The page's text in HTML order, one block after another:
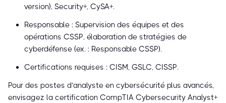
version), Security+, CySA+.
Responsable : Supervision des équipes et des
opérations CSSP, élaboration de stratégies de
cyberdéfense (ex. : Responsable CSSP).
Certifications requises : CISM, GSLC, CISSP.
Pour des postes d’analyste en cybersécurité plus avancés,
envisagez la certification CompTIA Cybersecurity Analyst+